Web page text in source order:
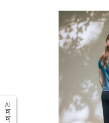
AI
可
可